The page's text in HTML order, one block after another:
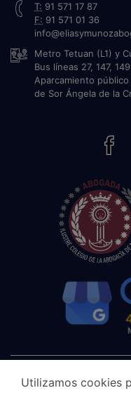
T: 91 571 17 87
F: 91 571 01 36
Metro Tetuan (L1) y
Bus líneas 27, 147,
Aparcamiento
de Sor Ángela de la
Utilizamos cookies